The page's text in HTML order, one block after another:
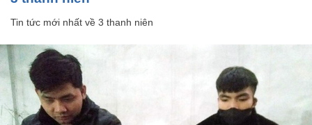
Tin tức mới nhất về 3 thanh niên